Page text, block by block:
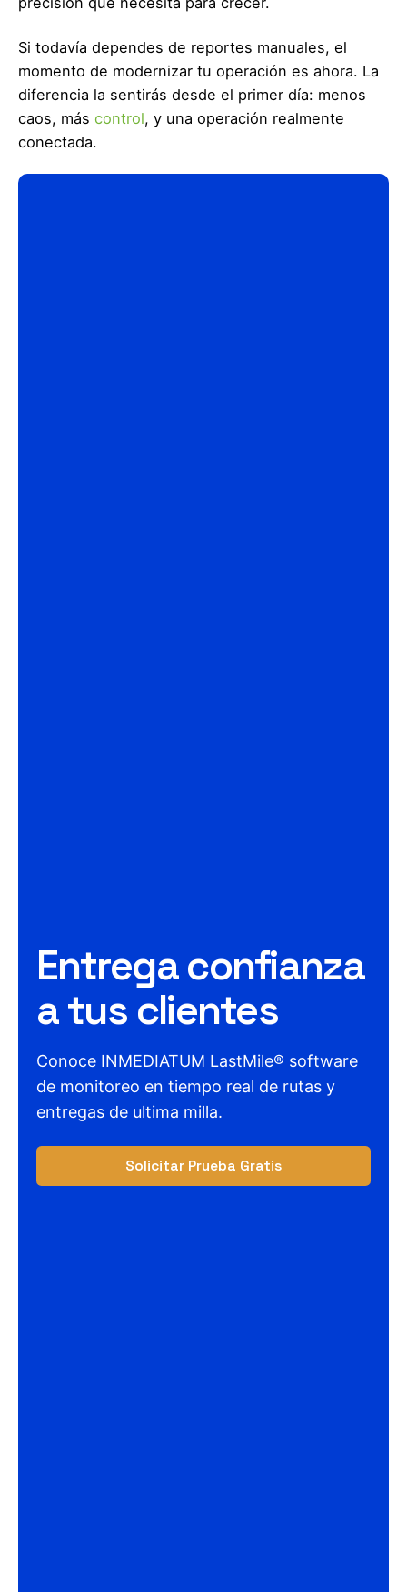
Si todavía dependes de reportes manuales, el
momento de modernizar tu operación es ahora. La
diferencia la sentirás desde el primer día: menos
caos, más control, y una operación realmente
conectada.
Entrega confianza
a tus clientes
Conoce INMEDIATUM LastMile® software
de monitoreo en tiempo real de rutas y
entregas de ultima milla.
Solicitar Prueba Gratis